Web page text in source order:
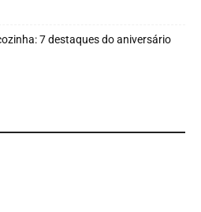
7 destaques do aniversário